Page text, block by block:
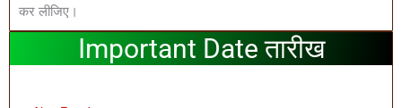
कर लीजिए।
Important Date तारीख